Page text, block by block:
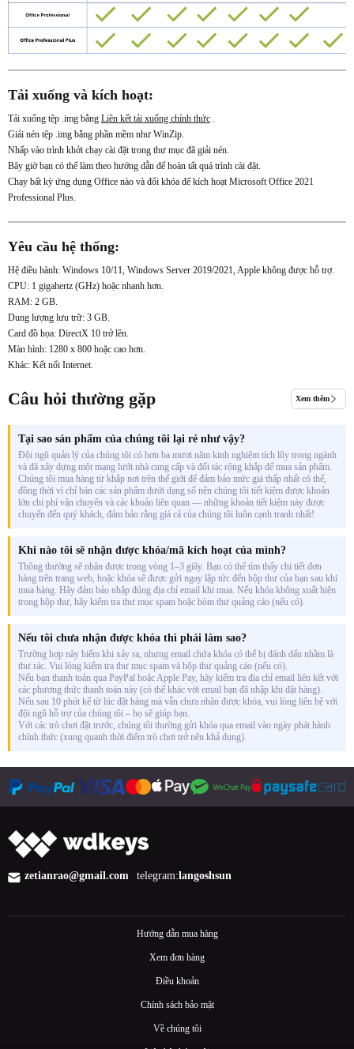
Tải xuống và kích hoạt:
Tải xuống tệp .img bằng Liên kết tải xuống chính thức
Giải nén tệp .img bằng phần mềm như WinZip.
Nhấp vào trình khởi chạy cài đặt trong thư mục đã giải nén.
Bây giờ bạn có thể làm theo hướng dẫn để hoàn tất quá trình cài đặt.
Chạy bất kỳ ứng dụng Office nào và đổi khóa để kích hoạt Microsoft Office 2021
Professional Plus.
Yêu cầu hệ thống:
Hệ điều hành: Windows 10/11, Windows Server 2019/2021, Apple không được hỗ trợ.
CPU: 1 gigahertz (GHz) hoặc nhanh hơn.
RAM: 2 GB.
Dung lượng lưu trữ: 3 GB.
Card đồ họa: DirectX 10 trở lên.
Màn hình: 1280 x 800 hoặc cao hơn.
Khác: Kết nối Internet.
Câu hỏi thường gặp Xem thêm
Tại sao sản phẩm của chúng tôi lại rẻ như vậy?
Đội ngũ quản lý của chúng tôi có hơn ba mươi năm kinh nghiệm tích lũy trong ngành
và đã xây dựng một mạng lưới nhà cung cấp và đối tác rộng khắp để mua sản phẩm.
Chúng tôi mua hàng từ khắp nơi trên thế giới để đảm bảo mức giá thấp nhất có thể,
đồng thời vì chỉ bán các sản phẩm dưới dạng số nên chúng tôi tiết kiệm được khoản
lớn chi phí vận chuyển và các khoản liên quan — những khoản tiết kiệm này được
chuyển đến quý khách, đảm bảo rằng giá cả của chúng tôi luôn cạnh tranh nhất!
Khi nào tôi sẽ nhận được khóa/mã kích hoạt của mình?
Thông thường sẽ nhận được trong vòng 1–3 giây. Bạn có thể tìm thấy chi tiết đơn
hàng trên trang web, hoặc khóa sẽ được gửi ngay lập tức đến hộp thư của bạn sau khi
mua hàng. Hãy đảm bảo nhập đúng địa chỉ email khi mua. Nếu khóa không xuất hiện
trong hộp thư, hãy kiểm tra thư mục spam hoặc hòm thư quảng cáo (nếu có).
Nếu tôi chưa nhận được khóa thì phải làm sao?
Trường hợp này hiếm khi xảy ra, nhưng email chứa khóa có thể bị đánh dấu nhầm là
thư rác. Vui lòng kiểm tra thư mục spam và hộp thư quảng cáo (nếu có).
Nếu bạn thanh toán qua PayPal hoặc Apple Pay, hãy kiểm tra địa chỉ email liên kết với
các phương thức thanh toán này (có thể khác với email bạn đã nhập khi đặt hàng).
Nếu sau 10 phút kể từ lúc đặt hàng mà vẫn chưa nhận được khóa, vui lòng liên hệ với
đội ngũ hỗ trợ của chúng tôi – họ sẽ giúp bạn.
Với các trò chơi đặt trước, chúng tôi thường gửi khóa qua email vào ngày phát hành
chính thức (xung quanh thời điểm trò chơi trở nên khả dụng).
zetianrao@gmail.com telegram:langoshsun
Hướng dẫn mua hàng
Xem đơn hàng
Điều khoản
Chính sách bảo mật
Về chúng tôi